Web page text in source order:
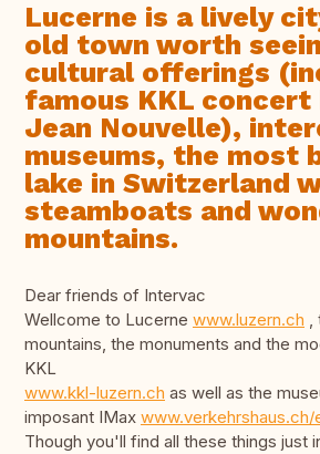
Lucerne is a lively
old town worth
cultural offerings
famous KKL concert
Jean Nouvelle),
museums, the most
lake in Switzerland
steamboats and
mountains.
Dear friends of Intervac
Wellcome to Lucerne www.luzern.ch ,
mountains, the monuments and the
KKL
www.kkl-luzern.ch as well as the
imposant IMax
Though you'll find all these things just